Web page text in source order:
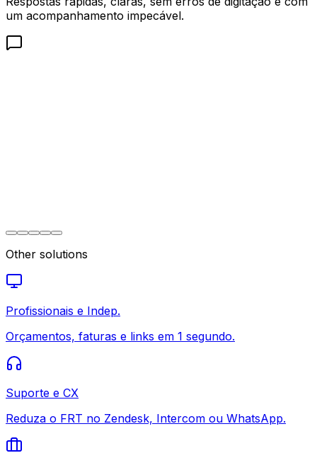
um acompanhamento impecável.
Other solutions
Profissionais e Indep.
Orçamentos, faturas e links em 1 segundo.
Suporte e CX
Reduza o FRT no Zendesk, Intercom ou WhatsApp.